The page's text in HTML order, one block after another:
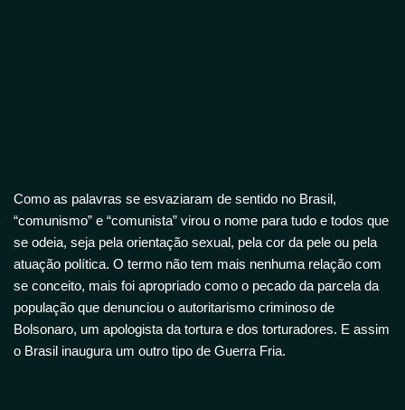
Como as palavras se esvaziaram de sentido no Brasil,
“comunismo” e “comunista” virou o nome para tudo e todos que
se odeia, seja pela orientação sexual, pela cor da pele ou pela
atuação política. O termo não tem mais nenhuma relação com
se conceito, mais foi apropriado como o pecado da parcela da
população que denunciou o autoritarismo criminoso de
Bolsonaro, um apologista da tortura e dos torturadores. E assim
o Brasil inaugura um outro tipo de Guerra Fria.